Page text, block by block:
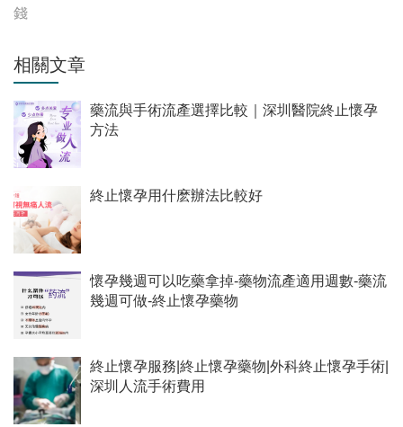
錢
相關文章
藥流與手術流產選擇比較｜深圳醫院終止懷孕
方法
終止懷孕用什麽辦法比較好
懷孕幾週可以吃藥拿掉-藥物流產適用週數-藥流
幾週可做-終止懷孕藥物
終止懷孕服務|終止懷孕藥物|外科終止懷孕手術|
深圳人流手術費用